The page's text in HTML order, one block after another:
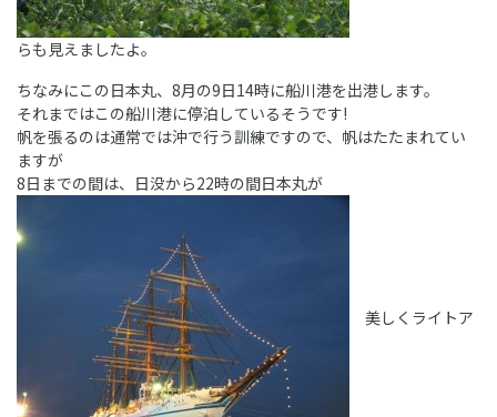
らも見えましたよ。
ちなみにこの日本丸、8月の9日14時に船川港を出港します。
それまではこの船川港に停泊しているそうです!
帆を張るのは通常では沖で行う訓練ですので、帆はたたまれてい
ますが
8日までの間は、日没から22時の間日本丸が
美しくライトア